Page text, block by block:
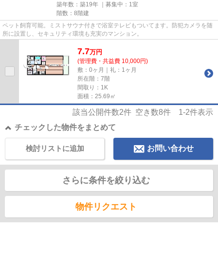
築年数：築19年 ｜募集中： 1室
階数：8階建
ペット飼育可能。ミストサウナ付きで浴室テレビもついてます。防犯カメラを随
所に設置し、セキュリティ環境も充実のマンション。
7.7万円
(管理費・共益費 10,000円)
敷：0ヶ月｜礼：1ヶ月
所在階：7階
間取り：1K
面積：25.69㎡
該当公開件数2件 空き数8件 1-2件表示
チェックした物件をまとめて
お問い合わせ
検討リストに追加
さらに条件を絞り込む
物件リクエスト